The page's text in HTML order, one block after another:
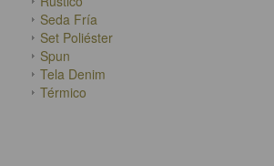
Seda Fría
Set Poliéster
Spun
Tela Denim
Térmico